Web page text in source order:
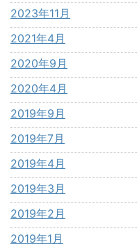
2023年11月
2021年4月
2020年9月
2020年4月
2019年9月
2019年7月
2019年4月
2019年3月
2019年2月
2019年1月